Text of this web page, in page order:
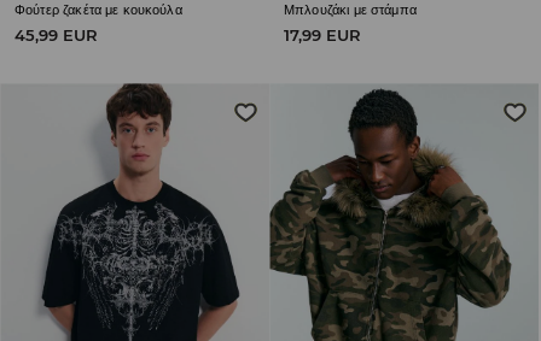
Φούτερ ζακέτα με κουκούλα
45,99 EUR
Μπλουζάκι με στάμπα
17,99 EUR